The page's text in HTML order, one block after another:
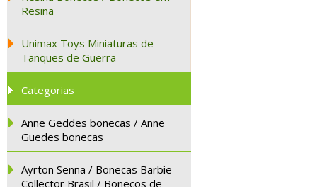
Resina
Unimax Toys Miniaturas de
Tanques de Guerra
Categorias
Anne Geddes bonecas / Anne
Guedes bonecas
Ayrton Senna / Bonecas Barbie
Collector Brasil / Bonecos de